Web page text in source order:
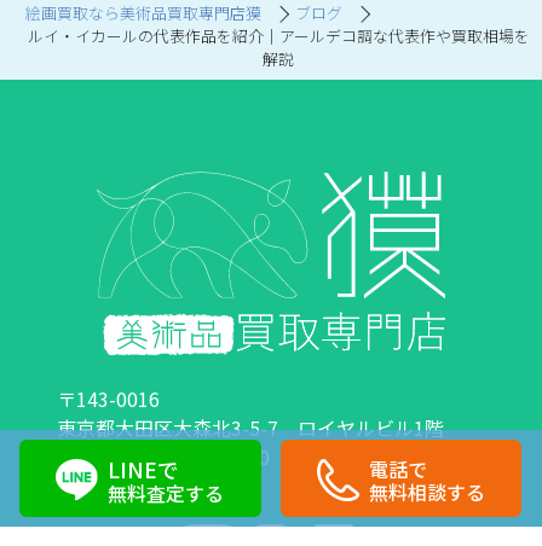
LINEで
無料査定する
電話で
無料相談する
絵画買取なら美術品買取専門店獏
ブログ
ルイ・イカールの代表作品を紹介｜アールデコ調な代表作や買取相場を
解説
〒143-0016
東京都大田区大森北3-5-7 ロイヤルビル1階
営業時間：10:00～18:00 定休日：日曜日・祝日
0120-89-0007 03-6423-1033